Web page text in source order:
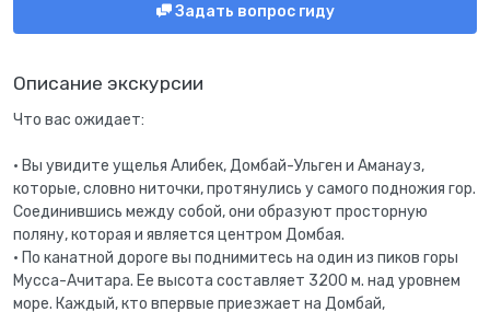
Описание экскурсии
Что вас ожидает:
• Вы увидите ущелья Алибек, Домбай-Ульген и Аманауз,
которые, словно ниточки, протянулись у самого подножия гор.
Соединившись между собой, они образуют просторную
поляну, которая и является центром Домбая.
• По канатной дороге вы поднимитесь на один из пиков горы
Мусса-Ачитара. Ее высота составляет 3200 м. над уровнем
море. Каждый, кто впервые приезжает на Домбай,
Задать вопрос гиду